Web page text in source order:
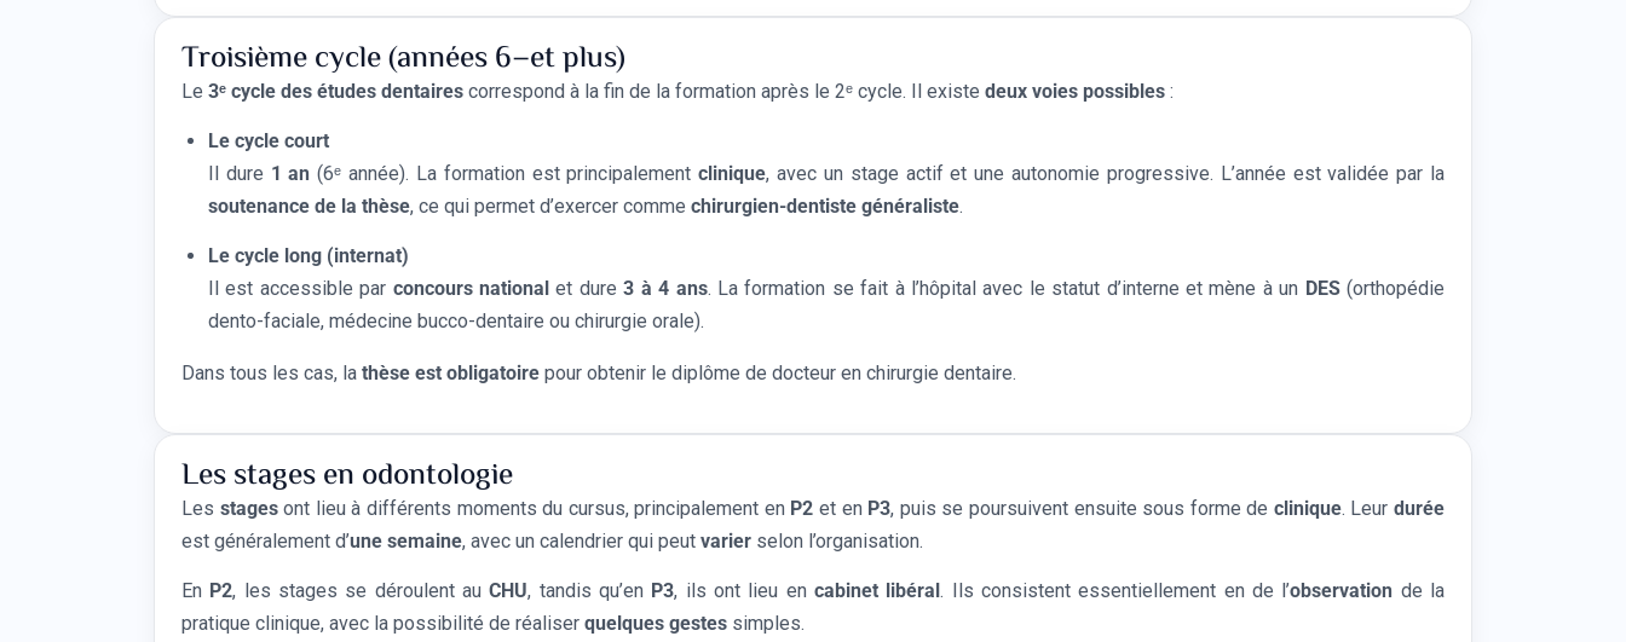
Troisième cycle (années 6–et plus)
Le 3ᵉ cycle des études dentaires correspond à la fin de la formation après le 2ᵉ cycle. Il existe deux voies possibles :
Le cycle court
Il dure 1 an (6ᵉ année). La formation est principalementclinique, avec un stage actif et une autonomie progressive. L’année est validée par la
soutenance de la thèse, ce qui permet d’exercer comme chirurgien-dentiste généraliste.
Le cycle long (internat)
Il est accessible par concours national et dure3 à 4 ans. La formation se fait à l’hôpital avec le statut d’interne et mène à un DES(orthopédie
dento-faciale, médecine bucco-dentaire ou chirurgie orale).
Dans tous les cas, la thèse est obligatoire pour obtenir le diplôme de docteur en chirurgie dentaire.
Les stages en odontologie
Les stagesont lieu à différents moments du cursus, principalement en P2 et en P3, puis se poursuivent ensuite sous forme de clinique. Leurdurée
est généralement d’une semaine, avec un calendrier qui peut varier selon l’organisation.
En P2, les stages se déroulent auCHU, tandis qu’en P3, ils ont lieu encabinet libéral. Ils consistent essentiellement en de l’observation de la
pratique clinique, avec la possibilité de réaliser quelques gestes simples.